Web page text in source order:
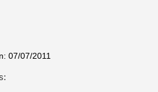
07/07/2011